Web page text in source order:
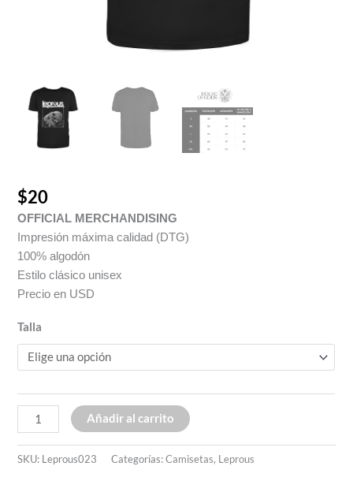
$20
OFFICIAL MERCHANDISING
Impresión máxima calidad (DTG)
100% algodón
Estilo clásico unisex
Precio en USD
Talla
Añadir al carrito
SKU: Leprous023 Categorías:Camisetas, Leprous